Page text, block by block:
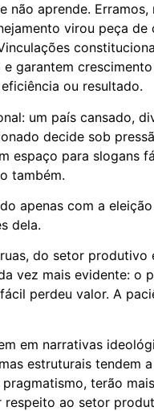
não aprende.
virou peça de
garantem
ou resultado.
um país cansado,
decide sob
espaço para slogans
também.
apenas com a
dela.
do setor produtivo
vez mais evidente: o
perdeu valor. A
em narrativas
estruturais tendem
terão
respeito ao setor